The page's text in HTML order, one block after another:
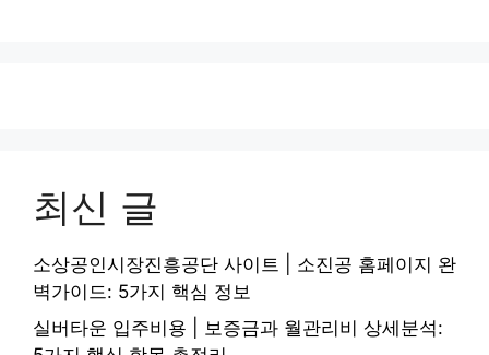
최신 글
소상공인시장진흥공단 사이트 | 소진공 홈페이지 완
벽가이드: 5가지 핵심 정보
실버타운 입주비용 | 보증금과 월관리비 상세분석: